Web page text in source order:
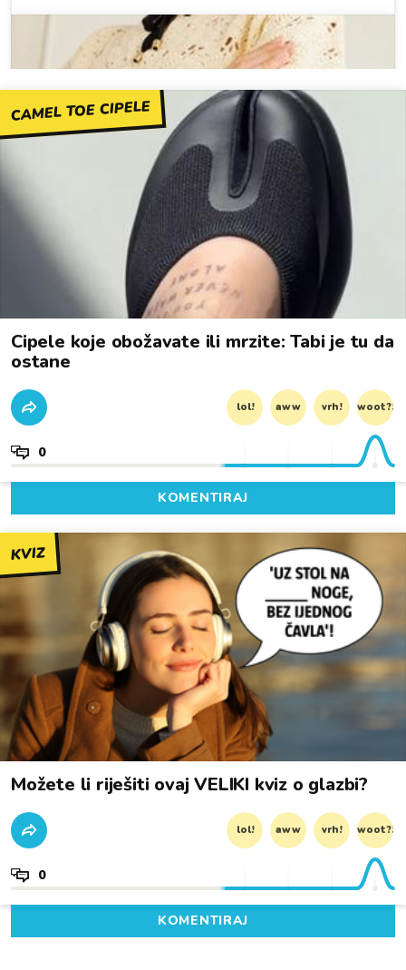
CAMEL TOE CIPELE
Cipele koje obožavate ili mrzite: Tabi je tu da
ostane
lol! aww vrh! woot?!
0
KOMENTIRAJ
KVIZ
Možete li riješiti ovaj VELIKI kviz o glazbi?
lol! aww vrh! woot?!
0
KOMENTIRAJ